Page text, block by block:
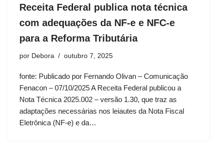
Receita Federal publica nota técnica
com adequações da NF-e e NFC-e
para a Reforma Tributária
por Debora outubro 7, 2025
fonte: Publicado por Fernando Olivan – Comunicação
Fenacon – 07/10/2025 A Receita Federal publicou a
Nota Técnica 2025.002 – versão 1.30, que traz as
adaptações necessárias nos leiautes da Nota Fiscal
Eletrônica (NF-e) e da…